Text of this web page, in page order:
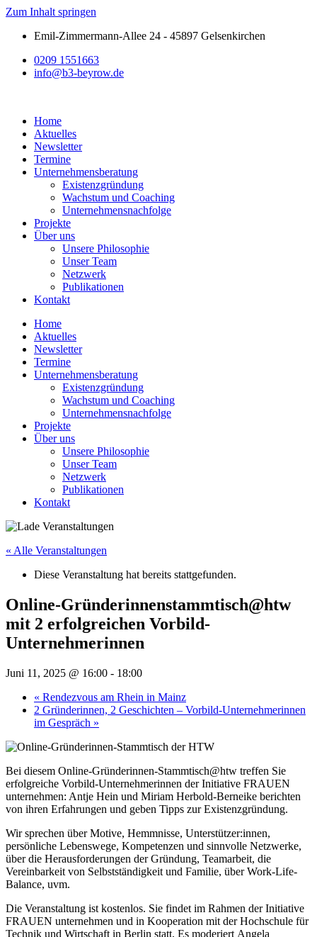
Zum Inhalt springen
Emil-Zimmermann-Allee 24 - 45897 Gelsenkirchen
0209 1551663
info@b3-beyrow.de
Home
Aktuelles
Newsletter
Termine
Unternehmensberatung
Existenzgründung
Wachstum und Coaching
Unternehmensnachfolge
Projekte
Über uns
Unsere Philosophie
Unser Team
Netzwerk
Publikationen
Kontakt
Home
Aktuelles
Newsletter
Termine
Unternehmensberatung
Existenzgründung
Wachstum und Coaching
Unternehmensnachfolge
Projekte
Über uns
Unsere Philosophie
Unser Team
Netzwerk
Publikationen
Kontakt
« Alle Veranstaltungen
Diese Veranstaltung hat bereits stattgefunden.
Online-Gründerinnenstammtisch@htw
mit 2 erfolgreichen Vorbild-
Unternehmerinnen
Juni 11, 2025 @ 16:00 - 18:00
« Rendezvous am Rhein in Mainz
2 Gründerinnen, 2 Geschichten – Vorbild-Unternehmerinnen
im Gespräch »
Bei diesem Online-Gründerinnen-Stammtisch@htw treffen Sie
erfolgreiche Vorbild-Unternehmerinnen der Initiative FRAUEN
unternehmen: Antje Hein und Miriam Herbold-Berneike berichten
von ihren Erfahrungen und geben Tipps zur Existenzgründung.
Wir sprechen über Motive, Hemmnisse, Unterstützer:innen,
persönliche Lebenswege, Kompetenzen und sinnvolle Netzwerke,
über die Herausforderungen der Gründung, Teamarbeit, die
Vereinbarkeit von Selbstständigkeit und Familie, über Work-Life-
Balance, uvm.
Die Veranstaltung ist kostenlos. Sie findet im Rahmen der Initiative
FRAUEN unternehmen und in Kooperation mit der Hochschule für
Technik und Wirtschaft in Berlin statt. Es moderiert Angela